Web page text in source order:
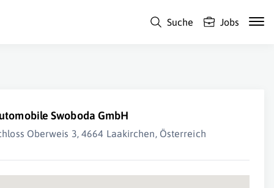
Suche Jobs
Swoboda GmbH
Oberweis 3, 4664 Laakirchen, Österreich